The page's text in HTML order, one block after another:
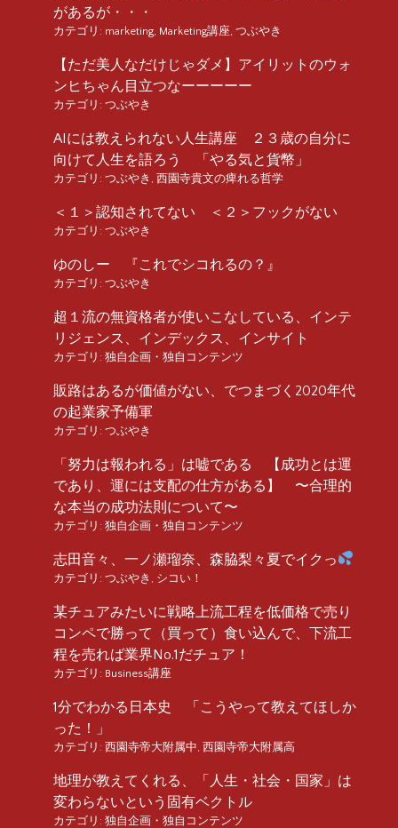
があるが・・・
カテゴリ: marketing Marketing講座 つぶやき
【ただ美人なだけじゃダメ】アイリットのウォ
ンヒちゃん目立つなーーーーー
カテゴリ: つぶやき
AIには教えられない人生講座 ２３歳の自分に
向けて人生を語ろう 「やる気と貨幣」
カテゴリ: つぶやき 西園寺貴文の痺れる哲学
＜１＞認知されてない ＜２＞フックがない
カテゴリ: つぶやき
ゆのしー 『これでシコれるの？』
カテゴリ: つぶやき
超１流の無資格者が使いこなしている、インテ
リジェンス、インデックス、インサイト
カテゴリ: 独自企画・独自コンテンツ
販路はあるが価値がない、でつまづく2020年代
の起業家予備軍
カテゴリ: つぶやき
「努力は報われる」は嘘である 【成功とは運
であり、運には支配の仕方がある】 〜合理的
な本当の成功法則について〜
カテゴリ: 独自企画・独自コンテンツ
志田音々、一ノ瀬瑠奈、森脇梨々夏でイクっ
カテゴリ: つぶやき シコい！
某チュアみたいに戦略上流工程を低価格で売り
コンペで勝って（買って）食い込んで、下流工
程を売れば業界No.1だチュア！
カテゴリ: Business講座
1分でわかる日本史 「こうやって教えてほしか
った！」
カテゴリ: 西園寺帝大附属中 西園寺帝大附属高
地理が教えてくれる、「人生・社会・国家」は
変わらないという固有ベクトル
カテゴリ: 独自企画・独自コンテンツ